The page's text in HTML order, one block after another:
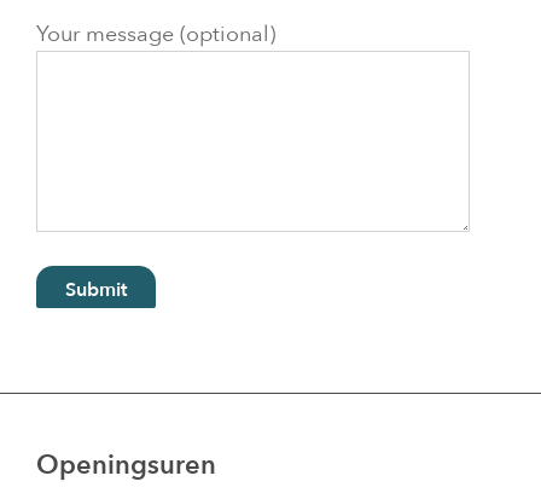
Your message (optional)
Openingsuren